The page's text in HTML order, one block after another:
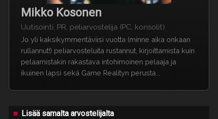
Mikko Kosonen
Uutisointi, PR, peliarvostelija (PC, konsolit)
Jo yli kaksikymmentäviisi vuotta (minne aika onkaan
rullannut!) peliarvosteluita rustannut, kirjoittamista kuin
pelaamistakin rakastava intohimoinen pelaaja ja
ikuinen lapsi sekä Game Realityn perusta...
Lisää samalta arvostelijalta